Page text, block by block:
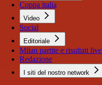
Coppa italia
Video
Social
Editoriale
Milan partite e risultati live
Redazione
I siti del nostro network